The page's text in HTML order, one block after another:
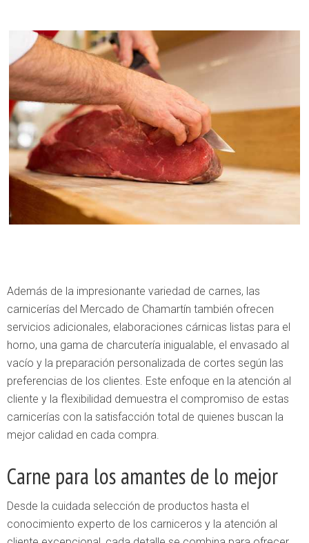
Además de la impresionante variedad de carnes, las
carnicerías del Mercado de Chamartín también ofrecen
servicios adicionales, elaboraciones cárnicas listas para el
horno, una gama de charcutería inigualable, el envasado al
vacío y la preparación personalizada de cortes según las
preferencias de los clientes. Este enfoque en la atención al
cliente y la flexibilidad demuestra el compromiso de estas
carnicerías con la satisfacción total de quienes buscan la
mejor calidad en cada compra.
Carne para los amantes de lo mejor
Desde la cuidada selección de productos hasta el
conocimiento experto de los carniceros y la atención al